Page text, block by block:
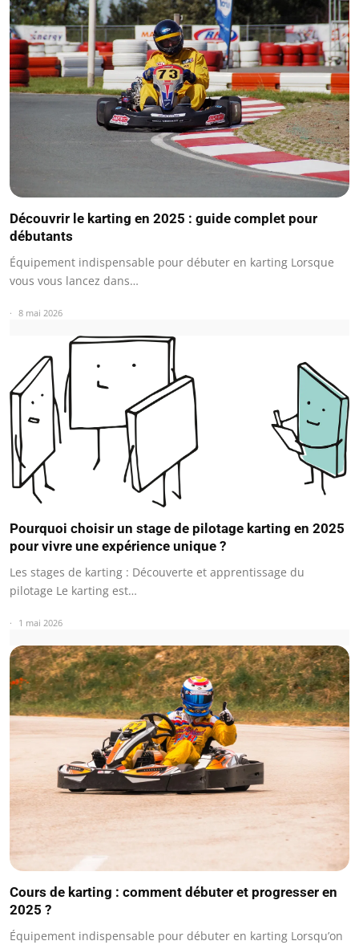
Découvrir le karting en 2025 : guide complet pour
débutants
Équipement indispensable pour débuter en karting Lorsque
vous vous lancez dans…
8 mai 2026
Pourquoi choisir un stage de pilotage karting en 2025
pour vivre une expérience unique ?
Les stages de karting : Découverte et apprentissage du
pilotage Le karting est…
1 mai 2026
Cours de karting : comment débuter et progresser en
2025 ?
Équipement indispensable pour débuter en karting Lorsqu’on